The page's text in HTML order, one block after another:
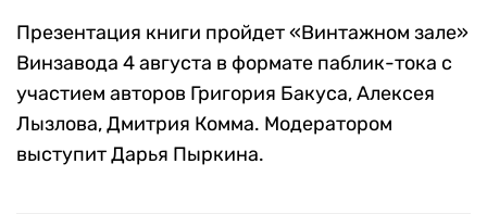
Презентация книги пройдет «Винтажном зале»
Винзавода 4 августа в формате паблик-тока с
участием авторов Григория Бакуса, Алексея
Лызлова, Дмитрия Комма. Модератором
выступит Дарья Пыркина.